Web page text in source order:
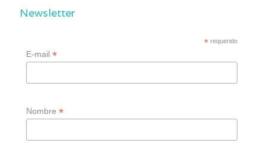
Newsletter
* requerido
E-mail*
Nombre*